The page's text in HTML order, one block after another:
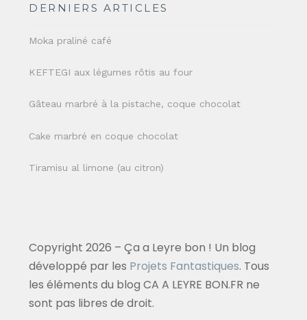
DERNIERS ARTICLES
Moka praliné café
KEFTEGI aux légumes rôtis au four
Gâteau marbré à la pistache, coque chocolat
Cake marbré en coque chocolat
Tiramisu al limone (au citron)
Copyright 2026 – Ça a Leyre bon ! Un blog
développé par les Projets Fantastiques. Tous
les éléments du blog CA A LEYRE BON.FR ne
sont pas libres de droit.